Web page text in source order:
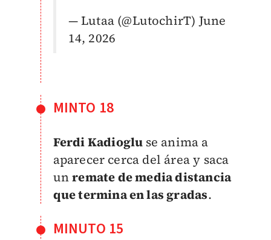
— Lutaa (@LutochirT) June
14, 2026
MINTO 18
Ferdi Kadioglu se anima a
aparecer cerca del área y saca
unremate de media distancia
que termina en las gradas.
MINUTO 15